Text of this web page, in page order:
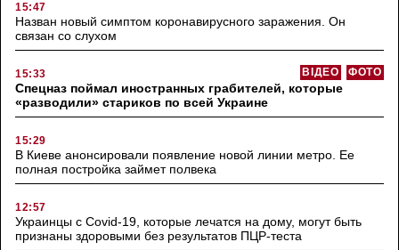
15:47
Назван новый симптом коронавирусного заражения. Он
связан со слухом
15:33 ФОТО
ВІДЕО
Спецназ поймал иностранных грабителей, которые
«разводили» стариков по всей Украине
15:29
В Киеве анонсировали появление новой линии метро. Ее
полная постройка займет полвека
12:57
Украинцы с Covid-19, которые лечатся на дому, могут быть
признаны здоровыми без результатов ПЦР-теста